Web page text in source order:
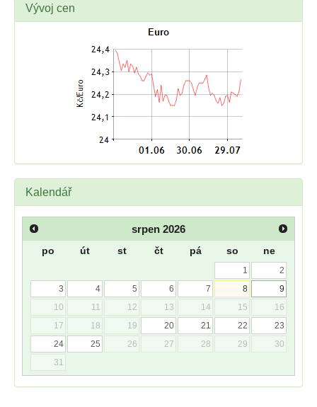
Vývoj cen
Kalendář
srpen 2026
po út st čt pá so ne
1
2
3
4 5 6 7 8
9
10
11 12 13 14 15
16
17
18 19 20 21 22
23
24
25 26 27 28 29
30
31